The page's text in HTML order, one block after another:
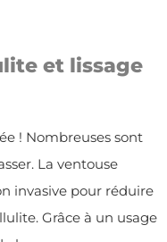
et lissage
! Nombreuses sont
La ventouse
invasive pour réduire
Grâce à un usage